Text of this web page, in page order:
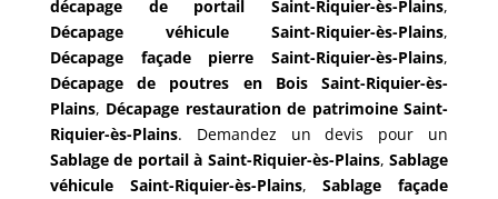
décapage de portailSaint-Riquier-ès-Plains,
Décapage véhiculeSaint-Riquier-ès-Plains,
Décapage façade pierre
Saint-Riquier-ès-Plains,
Décapage de poutres en Bois
Saint-Riquier-ès-
Plains, Décapage restauration de patrimoine Saint-
Riquier-ès-Plains. Demandez un devis pour un
Sablage de portail à Saint-Riquier-ès-Plains,Sablage
véhicule Saint-Riquier-ès-Plains,Sablage façade